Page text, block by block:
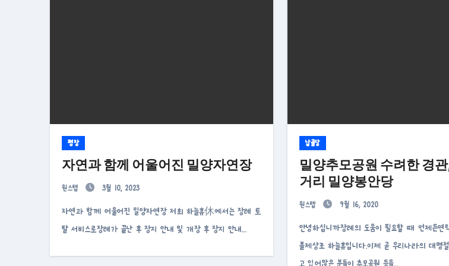
평장
자연과 함께 어울어진 밀양자연장
원스텝 3월 10, 2023
자연과 함께 어울어진 밀양자연장 저희 하늘휴休에서는 장례 토
탈 서비스로장례가 끝난 후 장지 안내 및 개장 후 장지 안내…
납골당
밀양추모공원 수려한 경
거리 밀양봉안당
원스텝 9월 16, 2020
안녕하십니까장례의 도움이 필요할 때 언제든연락주실 수 있는 후
불제상조 하늘휴입니다.이제 곧 우리나라의 대명
고 있어많은 분들이 추모공원 등을…